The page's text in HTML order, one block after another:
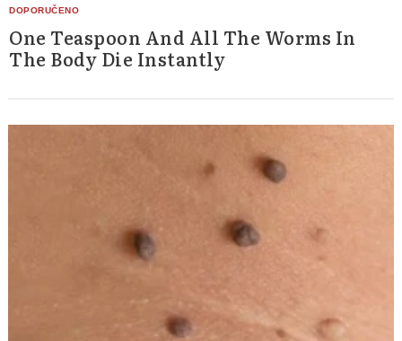
One Teaspoon And All The Worms In
The Body Die Instantly